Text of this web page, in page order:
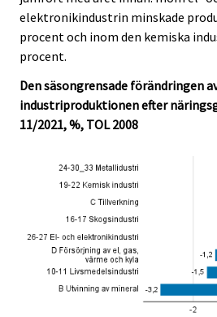
elektronikindustrin minskade
procent och inom den kemiska
procent.
Den säsongrensade förändringen
industriproduktionen efter
11/2021, %, TOL 2008